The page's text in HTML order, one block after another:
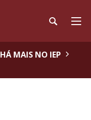
HÁ MAIS NO IEP